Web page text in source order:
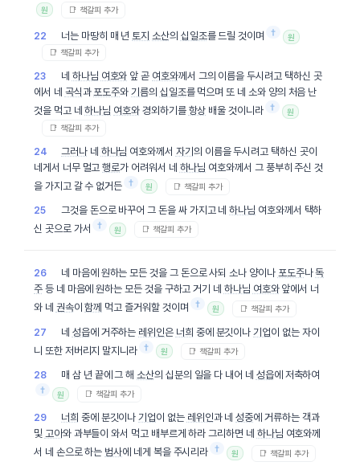
원 📑 책갈피 추가
22 너는 마땅히 매 년토지 소산의 십일조를 드릴 것이며 † 원
📑 책갈피 추가
23 네 하나님 여호와 앞 곧 여호와께서 그의 이름을 두시려고 택하신 곳
에서 네 곡식과포도주와기름의 십일조를 먹으며 또 네 소와 양의 처음 난
것을 먹고 네하나님 여호와경외하기를 항상 배울 것이니라 † 원
📑 책갈피 추가
24 그러나네 하나님 여호와께서 자기의 이름을 두시려고 택하신 곳이
네게서 너무 멀고행로가 어려워서 네 하나님 여호와께서 그 풍부히 주신 것
을 가지고 갈 수 없거든 † 원 📑 책갈피 추가
25 그것을 돈으로 바꾸어 그 돈을 싸 가지고 네하나님 여호와께서 택하
신 곳으로 가서
† 원 📑 책갈피 추가
26 네 마음에 원하는 모든 것을 그 돈으로 사되 소나 양이나 포도주나독
주등 네 마음에 원하는 모든 것을 구하고 거기 네 하나님 여호와앞에서 너
와 네 권속이함께 먹고 즐거워할 것이며 † 원 📑 책갈피 추가
27 네 성읍에 거주하는 레위인은 너희 중에 분깃이나기업이 없는 자이
니 또한 저버리지 말지니라 † 원 📑 책갈피 추가
28 매 삼 년 끝에 그 해 소산의 십분의 일을 다 내어 네 성읍에 저축하여
†
원 📑 책갈피 추가
29 너희 중에 분깃이나기업이 없는 레위인과 네성중에 거류하는 객과
및 고아와 과부들이 와서 먹고 배부르게 하라 그리하면 네 하나님 여호와께
서 네 손으로 하는 범사에 네게 복을 주시리라 † 원 📑 책갈피 추가